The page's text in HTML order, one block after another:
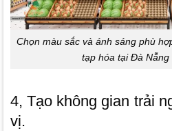
Chọn màu sắc và ánh sáng phù
tạp hóa tại Đà Nẵng
4, Tạo không gian trải
vị.